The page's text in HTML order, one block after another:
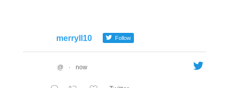
merryll10 Follow
@ · now